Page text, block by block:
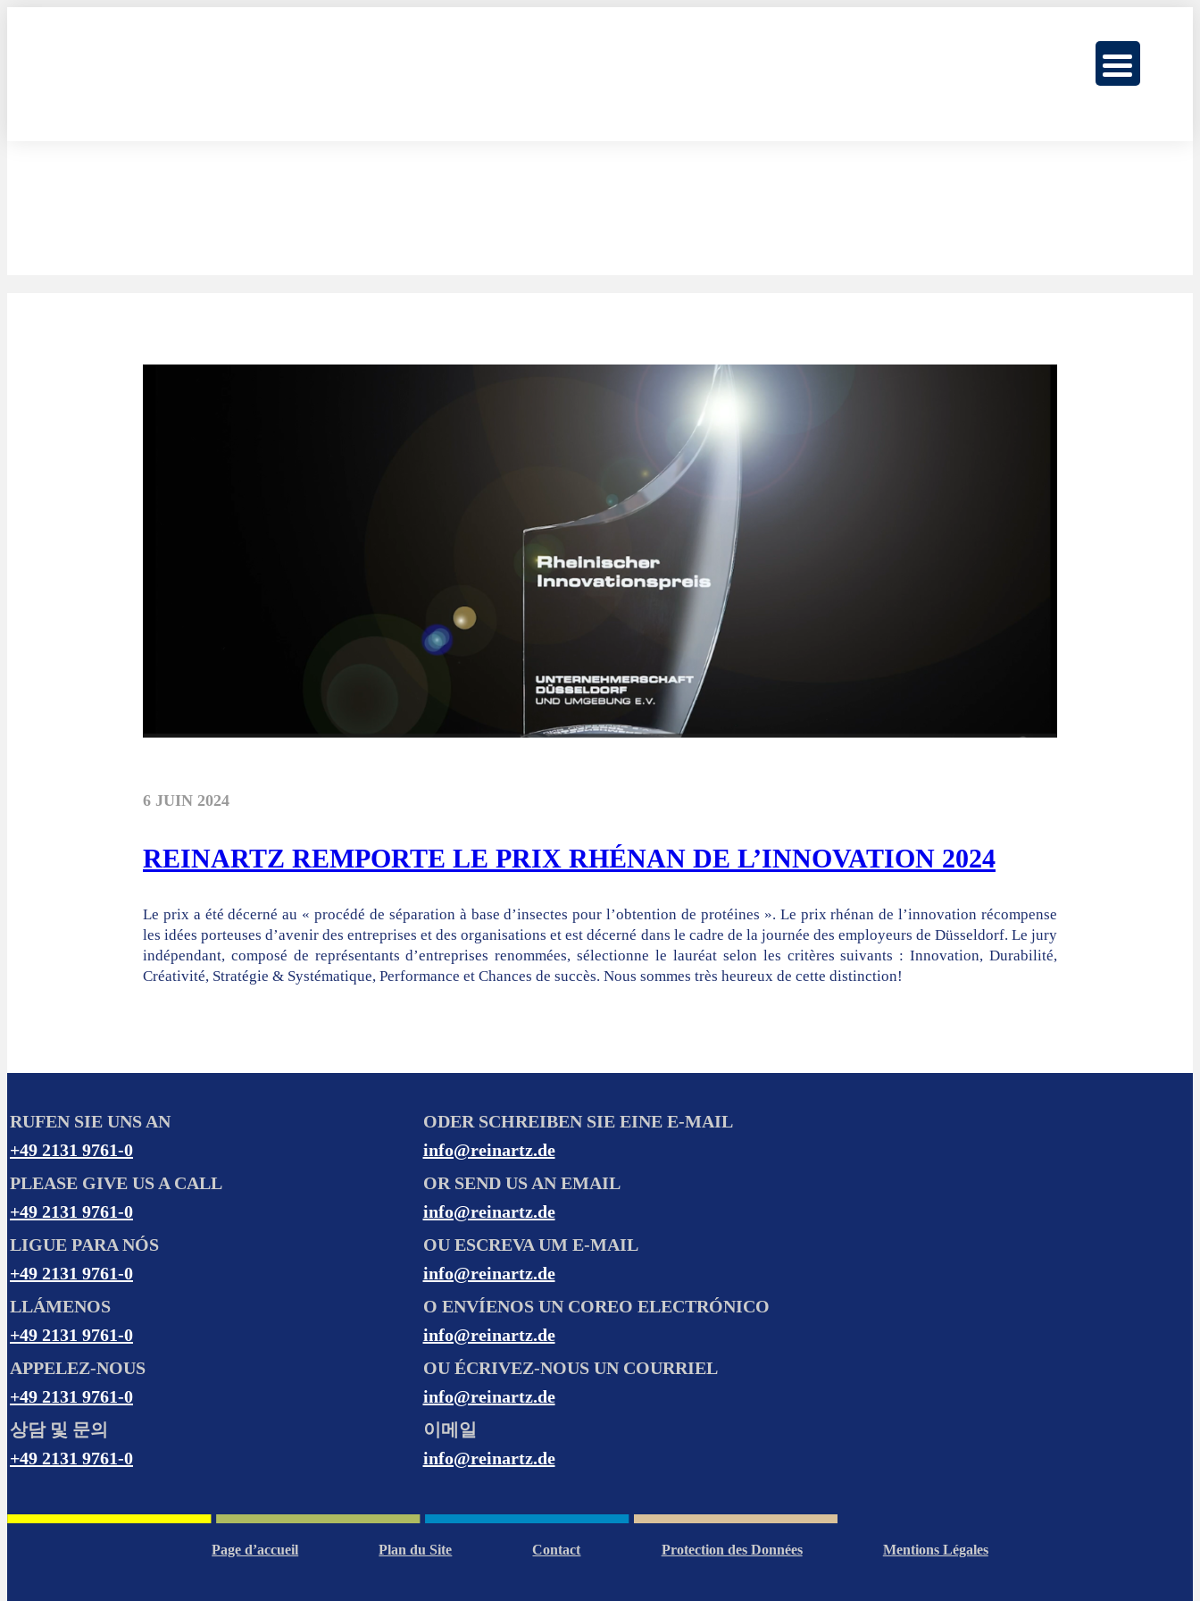
6 JUIN 2024
REINARTZ REMPORTE LE PRIX RHÉNAN DE L’INNOVATION 2024
Le prix a été décerné au « procédé de séparation à base d’insectes pour l’obtention de protéines ». Le prix rhénan de l’innovation récompense
les idées porteuses d’avenir des entreprises et des organisations et est décerné dans le cadre de la journée des employeurs de Düsseldorf. Le jury
indépendant, composé de représentants d’entreprises renommées, sélectionne le lauréat selon les critères suivants : Innovation, Durabilité,
Créativité, Stratégie & Systématique, Performance et Chances de succès. Nous sommes très heureux de cette distinction!
RUFEN SIE UNS AN
+49 2131 9761-0
ODER SCHREIBEN SIE EINE E-MAIL
info@reinartz.de
PLEASE GIVE US A CALL
+49 2131 9761-0
OR SEND US AN EMAIL
info@reinartz.de
LIGUE PARA NÓS
+49 2131 9761-0
OU ESCREVA UM E-MAIL
info@reinartz.de
LLÁMENOS
+49 2131 9761-0
O ENVÍENOS UN COREO ELECTRÓNICO
info@reinartz.de
APPELEZ-NOUS
+49 2131 9761-0
OU ÉCRIVEZ-NOUS UN COURRIEL
info@reinartz.de
상담 및 문의
+49 2131 9761-0
이메일
info@reinartz.de
Page d’accueil Plan du Site Contact Protection des Données Mentions Légales